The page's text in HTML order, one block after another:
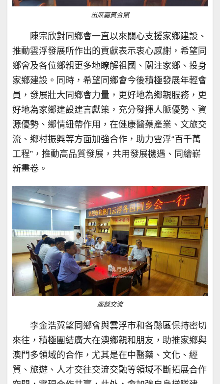
出席嘉賓合照
陳宗欣對同鄉會一直以來關心支援家鄉建設、
推動雲浮發展所作出的貢獻表示衷心感謝，希望同
鄉會及各位鄉親更多地瞭解祖國、關注家鄉、投身
家鄉建設。同時，希望同鄉會今後積極發展年輕會
員，發展壯大同鄉會力量，更好地為鄉親服務，更
好地為家鄉建設建言獻策，充分發揮人脈優勢、資
源優勢、鄉情紐帶作用，在健康醫藥產業、文旅交
流、鄉村振興等方面加強合作，助力雲浮“百千萬
工程”，推動高品質發展，共用發展機遇、同繪嶄
新畫卷。
座談交流
李金浩冀望同鄉會與雲浮市和各縣區保持密切
來往，積極團結廣大在澳鄉親和朋友，助推家鄉與
澳門多領域的合作，尤其是在中醫藥、文化、經
貿、旅遊、人才交往交流交融等領域不斷拓展合作